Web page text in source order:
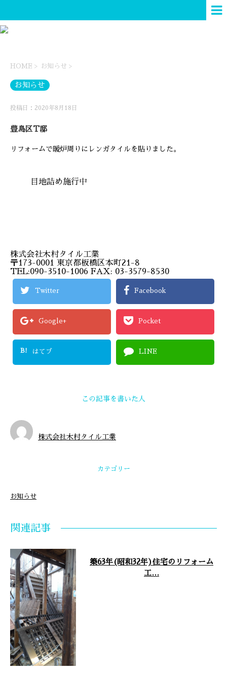
HOME > お知らせ >
お知らせ
投稿日：2020年8月18日
豊島区T邸
リフォームで暖炉周りにレンガタイルを貼りました。
目地詰め施行中
株式会社木村タイル工業
〒173-0001 東京都板橋区本町21-8
TEL:090-3510-1006 FAX: 03-3579-8530
Twitter Facebook
Google+ Pocket
B! はてブ LINE
この記事を書いた人
株式会社木村タイル工業
カテゴリー
お知らせ
関連記事
築63年(昭和32年)住宅のリフォーム
工…